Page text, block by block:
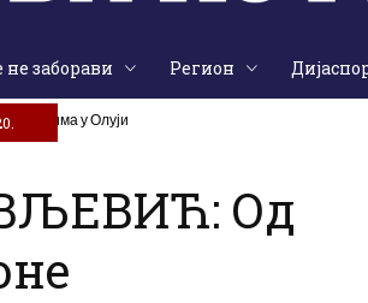
не заборави Регион
у Олуји
Од